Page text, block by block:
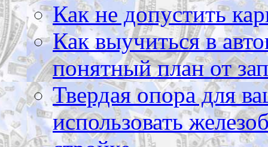
Как не допустить
Как выучиться в
понятный план от
Твердая опора для
использовать